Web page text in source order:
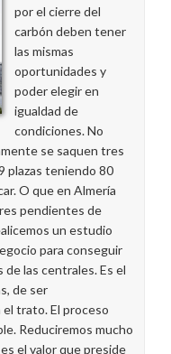
por el cierre del
carbón deben tener
las mismas
oportunidades y
poder elegir en
igualdad de
condiciones. No
se saquen tres
plazas teniendo 80
O que en Almería
pendientes de
un estudio
para conseguir
de las centrales. Es el
de ser
trato. El proceso
Reduciremos mucho
el valor que preside